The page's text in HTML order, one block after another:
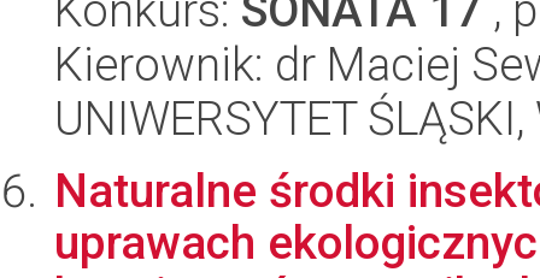
Kierownik: dr Maciej
UNIWERSYTET
Naturalne środki
uprawach